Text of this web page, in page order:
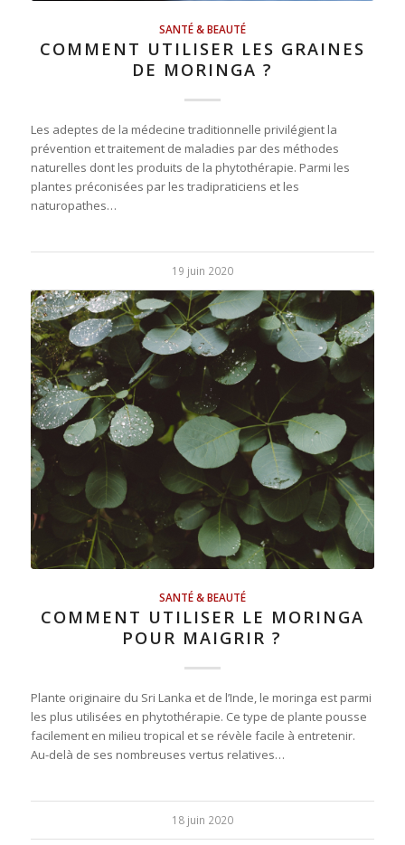
SANTÉ & BEAUTÉ
COMMENT UTILISER LES GRAINES
DE MORINGA ?
Les adeptes de la médecine traditionnelle privilégient la
prévention et traitement de maladies par des méthodes
naturelles dont les produits de la phytothérapie. Parmi les
plantes préconisées par les tradipraticiens et les
naturopathes…
19 juin 2020
SANTÉ & BEAUTÉ
COMMENT UTILISER LE MORINGA
POUR MAIGRIR ?
Plante originaire du Sri Lanka et de l’Inde, le moringa est parmi
les plus utilisées en phytothérapie. Ce type de plante pousse
facilement en milieu tropical et se révèle facile à entretenir.
Au-delà de ses nombreuses vertus relatives…
18 juin 2020